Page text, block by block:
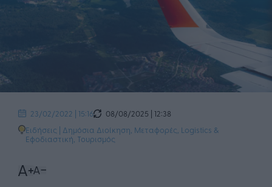
23/02/2022 | 15:16
08/08/2025 | 12:38
Ειδήσεις | Δημόσια Διοίκηση Μεταφορές, Logistics &
Εφοδιαστική Τουρισμός